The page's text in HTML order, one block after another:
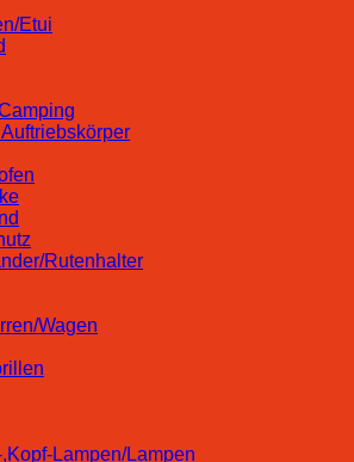
Etui
Rutenhalter
Wagen
Lampen/Lampen